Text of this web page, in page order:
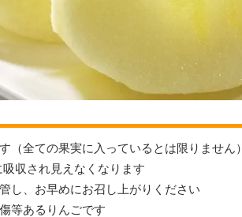
（全ての果実に入っているとは限りません）
収され見えなくなります
し、お早めにお召し上がりください
等あるりんごです